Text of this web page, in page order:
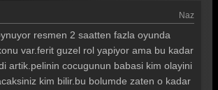
Naz
resmen 2 saatten fazla oyunda
var.ferit guzel rol yapiyor ama bu kadar
artik.pelinin cocugunun babasi kim olayini
kim bilir.bu bolumde zaten o kadar